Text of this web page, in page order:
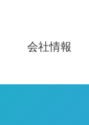
会社情報